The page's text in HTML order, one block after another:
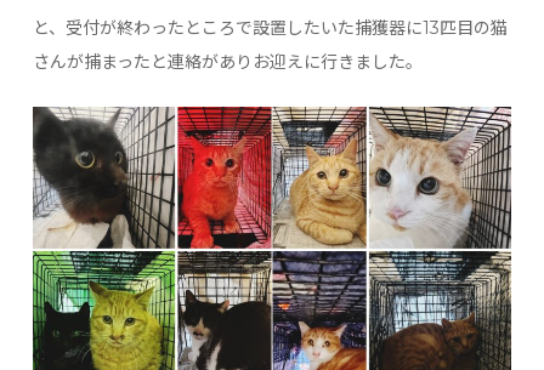
と、受付が終わったところで設置したいた捕獲器に13匹目の猫
さんが捕まったと連絡がありお迎えに行きました。